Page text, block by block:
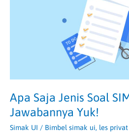
Apa Saja Jenis Soal
Jawabannya Yuk!
Simak UI / Bimbel simak ui, les